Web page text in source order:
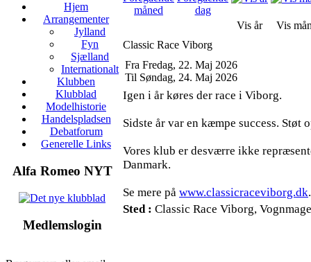
Hjem
Arrangementer
Jylland
Fyn
Sjælland
Internationalt
Klubben
Klubblad
Modelhistorie
Handelspladsen
Debatforum
Generelle Links
Alfa Romeo NYT
Medlemslogin
Vis år
Vis
Classic Race Viborg
Fra Fredag, 22. Maj 2026
Til Søndag, 24. Maj 2026
Igen i år køres der race i Viborg.
Sidste år var en kæmpe success. Støt
Vores klub er desværre ikke
Danmark.
Se mere på www.classicraceviborg.dk.
Sted : Classic Race Viborg,